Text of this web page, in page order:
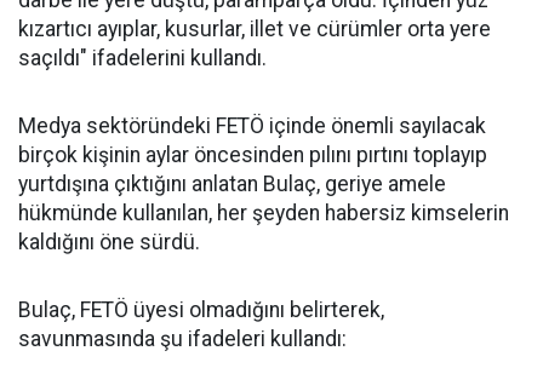
kızartıcı ayıplar, kusurlar, illet ve cürümler orta yere
saçıldı" ifadelerini kullandı.
Medya sektöründeki FETÖ içinde önemli sayılacak
birçok kişinin aylar öncesinden pılını pırtını toplayıp
yurtdışına çıktığını anlatan Bulaç, geriye amele
hükmünde kullanılan, her şeyden habersiz kimselerin
kaldığını öne sürdü.
Bulaç, FETÖ üyesi olmadığını belirterek,
savunmasında şu ifadeleri kullandı: